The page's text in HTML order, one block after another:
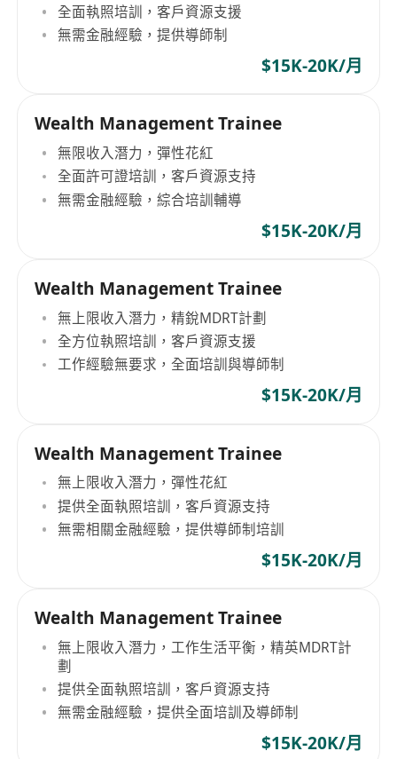
全面執照培訓，客戶資源支援
無需金融經驗，提供導師制
$15K-20K/月
Wealth Management Trainee
無限收入潛力，彈性花紅
全面許可證培訓，客戶資源支持
無需金融經驗，綜合培訓輔導
$15K-20K/月
Wealth Management Trainee
無上限收入潛力，精銳MDRT計劃
全方位執照培訓，客戶資源支援
工作經驗無要求，全面培訓與導師制
$15K-20K/月
Wealth Management Trainee
無上限收入潛力，彈性花紅
提供全面執照培訓，客戶資源支持
無需相關金融經驗，提供導師制培訓
$15K-20K/月
Wealth Management Trainee
無上限收入潛力，工作生活平衡，精英MDRT計
劃
提供全面執照培訓，客戶資源支持
無需金融經驗，提供全面培訓及導師制
$15K-20K/月